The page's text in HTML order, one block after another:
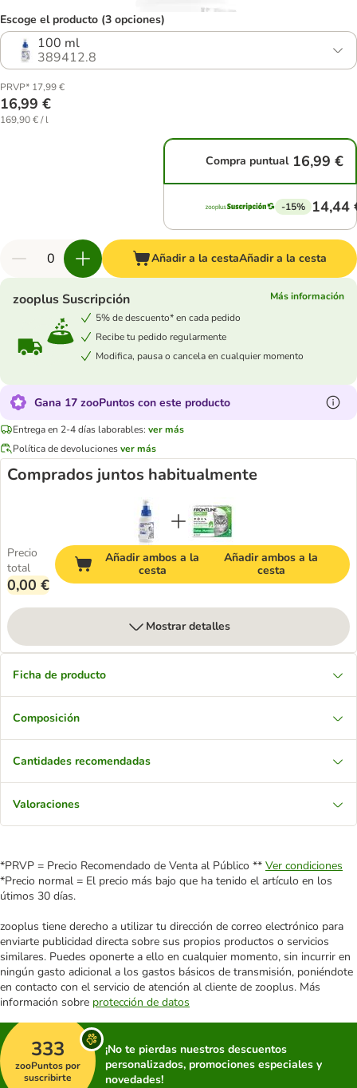
Escoge el producto (3 opciones)
100 ml
389412.8
PRVP* 17,99 €
16,99 €
169,90 € / l
Compra puntual 16,99 €
-15% 14,44
Añadir a la cestaAñadir a la cesta
zooplus Suscripción
Más información
5% de descuento* en cada pedido
Recibe tu pedido regularmente
Modifica, pausa o cancela en cualquier momento
Gana 17 zooPuntos con este producto
Entrega en 2-4 días laborables: ver más
Política de devolucionesver más
Comprados juntos habitualmente
Precio
total
0,00 €
Añadir ambos a la
cesta
Añadir ambos a la
cesta
Mostrar detalles
Ficha de producto
Composición
Cantidades recomendadas
Valoraciones
*PRVP = Precio Recomendado de Venta al Público ** Ver condiciones
*Precio normal = El precio más bajo que ha tenido el artículo en los
útimos 30 días.
zooplus tiene derecho a utilizar tu dirección de correo electrónico para
enviarte publicidad directa sobre sus propios productos o servicios
similares. Puedes oponerte a ello en cualquier momento, sin incurrir en
ningún gasto adicional a los gastos básicos de transmisión, poniéndote
en contacto con el servicio de atención al cliente de zooplus. Más
información sobre protección de datos
333
zooPuntos por
suscribirte
¡No te pierdas nuestros descuentos
personalizados, promociones especiales y
novedades!